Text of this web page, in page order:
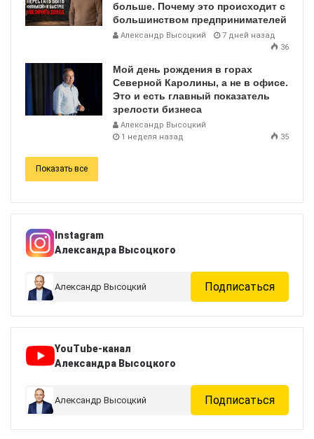
больше. Почему это происходит с
большинством предпринимателей
Александр Высоцкий
7 дней назад
36
Мой день рождения в горах
Северной Каролины, а не в офисе.
Это и есть главный показатель
зрелости бизнеса
Александр Высоцкий
1 неделя назад
35
Показать все
Instagram
Александра Высоцкого
Александр Высоцкий Подписаться
YouTube-канал
Александра Высоцкого
Александр Высоцкий Подписаться